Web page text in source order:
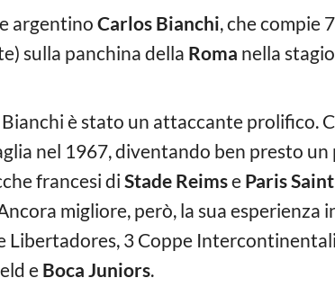
argentino Carlos Bianchi, che compie
sulla panchina della Roma nella
è stato un attaccante prolifico.
nel 1967, diventando ben presto
francesi di Stade Reimse Paris
migliore, però, la sua esperienza
3 Coppe
e Boca Juniors.